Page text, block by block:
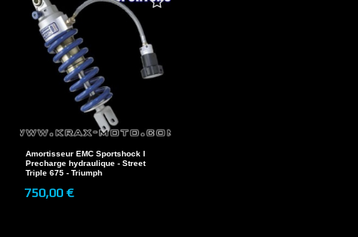
Amortisseur EMC Sportshock I
Precharge hydraulique - Street
Triple 675 - Triumph
750,00 €